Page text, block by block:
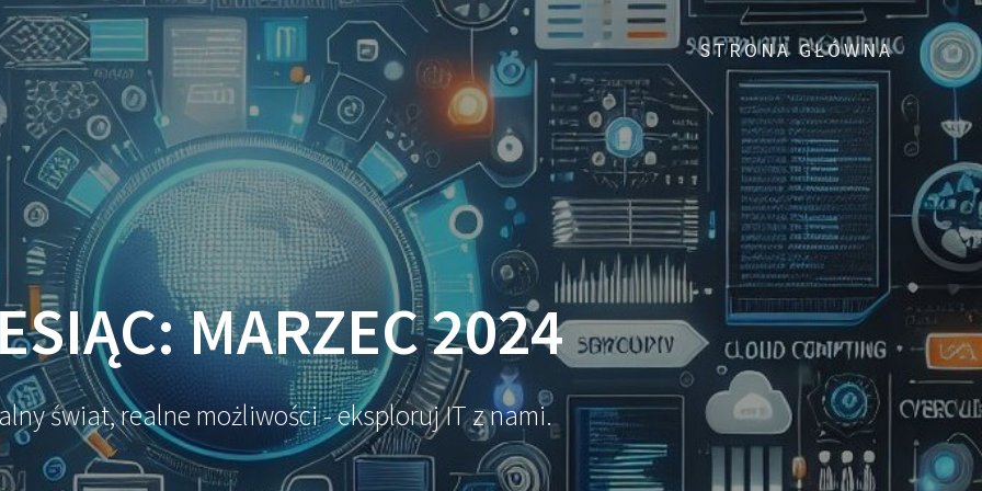
STRONA GŁÓWNA
MARZEC 2024
świat, realne możliwości - eksploruj IT z nami.